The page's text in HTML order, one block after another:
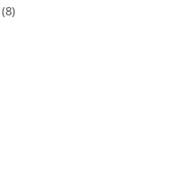
(8)